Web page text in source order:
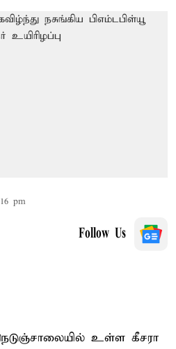
pm
Follow Us
உள்ள கீசரா